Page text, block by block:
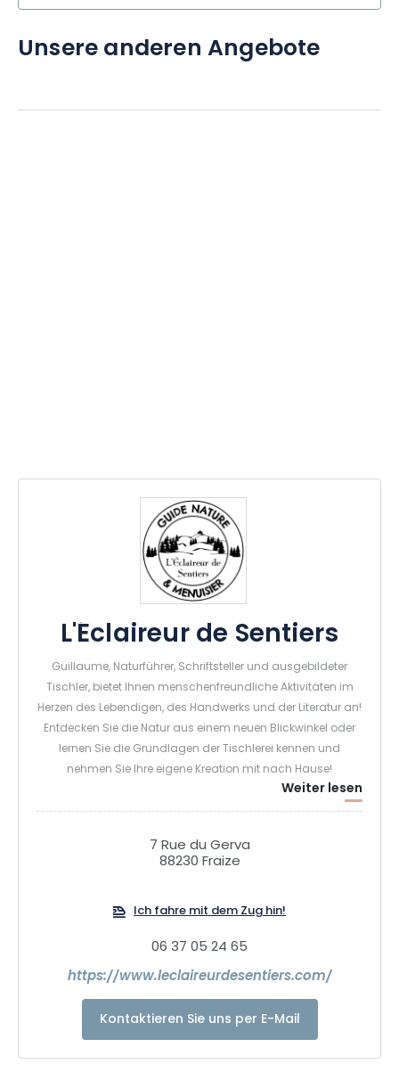
Unsere anderen Angebote
L'Éclaireur de Sentiers
Guillaume, Naturführer, Schriftsteller und ausgebildeter
Tischler, bietet Ihnen menschenfreundliche Aktivitäten im
Herzen des Lebendigen, des Handwerks und der Literatur an!
Entdecken Sie die Natur aus einem neuen Blickwinkel oder
lernen Sie die Grundlagen der Tischlerei kennen und
nehmen Sie Ihre eigene Kreation mit nach Hause!
Weiter lesen
7 Rue du Gerva
88230 Fraize
Ich fahre mit dem Zug hin!
06 37 05 24 65
https://www.leclaireurdesentiers.com/
Kontaktieren Sie uns per E-Mail